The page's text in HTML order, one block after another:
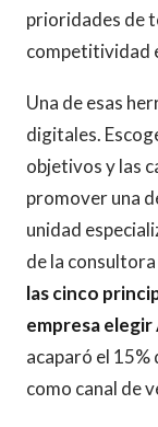
prioridades de
competitividad
Una de esas
digitales.
objetivos y las
promover una
unidad
de la
las cinco
empresa elegir
acaparó el
como canal de